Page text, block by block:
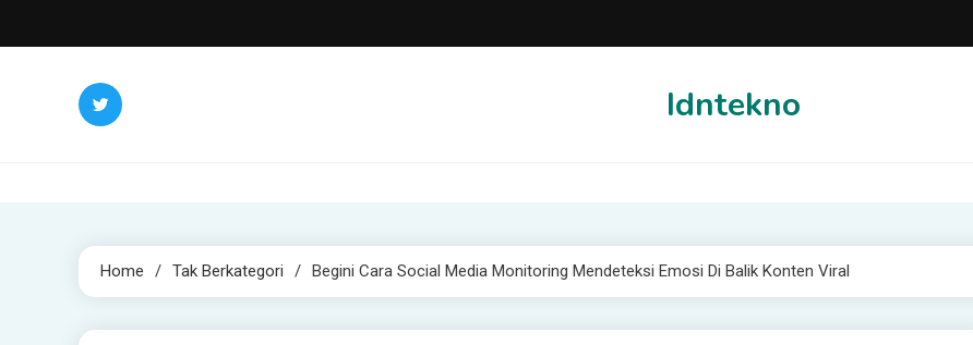
to
Idntekno
Home Tak Berkategori Begini Cara Social Media Monitoring Mendeteksi Emosi Di Balik Konten Viral